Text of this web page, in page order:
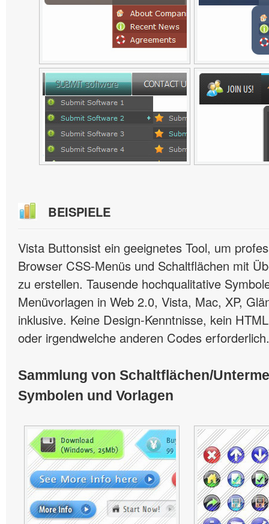
BEISPIELE
Vista Buttonsist ein geeignetes Tool, um
Browser CSS-Menüs und Schaltflächen mit
zu erstellen. Tausende hochqualitative
Menüvorlagen in Web 2.0, Vista, Mac, XP,
inklusive. Keine Design-Kenntnisse, kein
oder irgendwelche anderen Codes erforderlich.
Sammlung von Schaltflächen/
Symbolen und Vorlagen